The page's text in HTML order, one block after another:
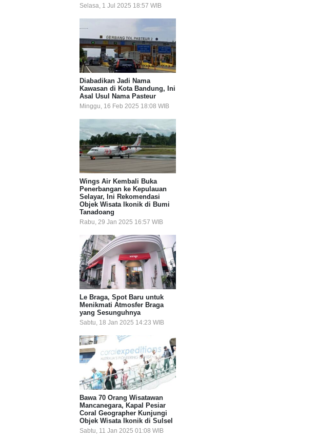
Selasa, 1 Jul 2025 18:57 WIB
Diabadikan Jadi Nama
Kawasan di Kota Bandung, Ini
Asal Usul Nama Pasteur
Minggu, 16 Feb 2025 18:08 WIB
Wings Air Kembali Buka
Penerbangan ke Kepulauan
Selayar, Ini Rekomendasi
Objek Wisata Ikonik di Bumi
Tanadoang
Rabu, 29 Jan 2025 16:57 WIB
Le Braga, Spot Baru untuk
Menikmati Atmosfer Braga
yang Sesunguhnya
Sabtu, 18 Jan 2025 14:23 WIB
Bawa 70 Orang Wisatawan
Mancanegara, Kapal Pesiar
Coral Geographer Kunjungi
Objek Wisata Ikonik di Sulsel
Sabtu, 11 Jan 2025 01:08 WIB